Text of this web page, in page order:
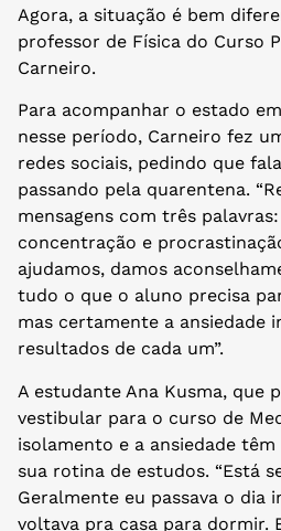
Agora, a situação é bem
professor de Física do Curso
Carneiro.
Para acompanhar o estado
nesse período, Carneiro fez
redes sociais, pedindo que
passando pela quarentena.
mensagens com três
concentração e
ajudamos, damos
tudo o que o aluno precisa
mas certamente a ansiedade
resultados de cada um”.
A estudante Ana Kusma, que
vestibular para o curso de
isolamento e a ansiedade
sua rotina de estudos. “Está
Geralmente eu passava o dia
voltava pra casa para dormir.